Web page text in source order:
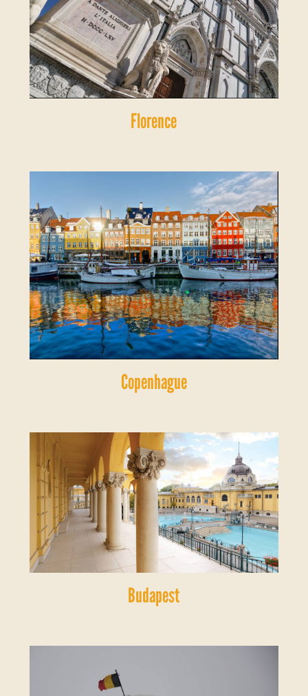
Florence
Copenhague
Budapest